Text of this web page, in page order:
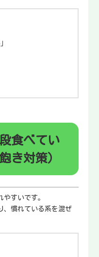
食べてい
き対策）
すいです。
、慣れている系を混ぜ